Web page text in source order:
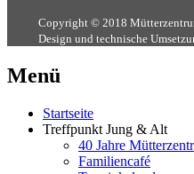
Copyright © 2018
Design und technische
Menü
Startseite
Treffpunkt Jung & Alt
40 Jahre
Familiencafé